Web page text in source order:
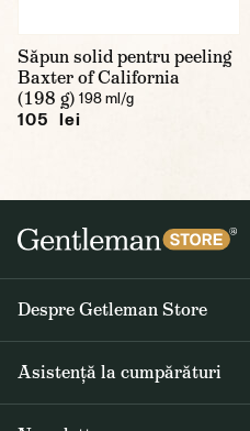
Săpun solid pentru peeling
Baxter of California
(198 g) 198 ml/g
105 lei
Despre Getleman Store
Asistență la cumpărături